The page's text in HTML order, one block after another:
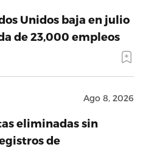
Unidos baja en julio
de 23,000 empleos
Ago 8, 2026
eliminadas sin
de